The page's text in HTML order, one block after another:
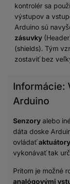
kontrolér sa
výstupov a
Arduino sú
zásuvky
(shields). Tým
zostaviť bez
Informácie:
Arduino
Senzory alebo
dáta doske
ovládaťaktuátory
vykonávať tak
Pritom je možné
analógovými